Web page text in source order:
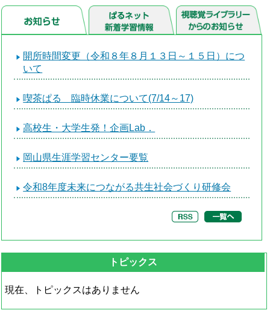
開所時間変更（令和８年８月１３日～１５日）につ
いて
喫茶ぱる 臨時休業について(7/14～17)
高校生・大学生発！企画Lab．
岡山県生涯学習センター要覧
令和8年度未来につながる共生社会づくり研修会
トピックス
現在、トピックスはありません